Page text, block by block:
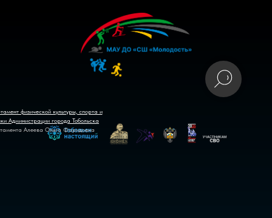
физической культуры, спорта и
Администрации города Тобольска
Алеева Ольга Фаридовна